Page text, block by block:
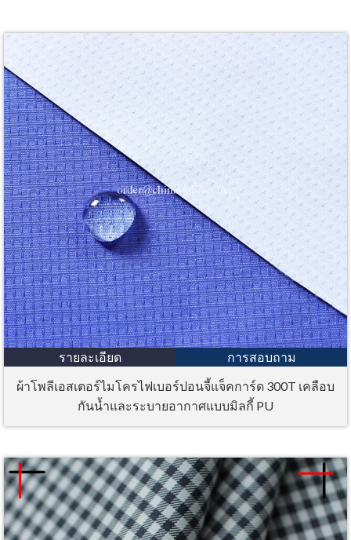
รายละเอียด
การสอบถาม
ผ้าโพลีเอสเตอร์ไมโครไฟเบอร์ปอนจี้แจ็คการ์ด 300T เคลือบ
กันน้ำและระบายอากาศแบบมิลกี้ PU